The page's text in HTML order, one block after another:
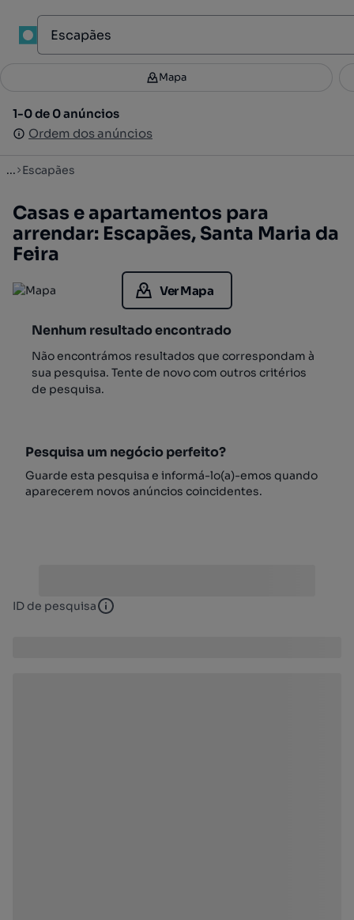
Filtros 2
1-0 de 0 anúncios
Ordem dos anúncios
Mapa
1-0 de 0 anúncios
Ordem dos anúncios
... Escapães
Casas e apartamentos para
arrendar: Escapães, Santa Maria da
Feira
Ver Mapa
Nenhum resultado encontrado
Não encontrámos resultados que correspondam à
sua pesquisa. Tente de novo com outros critérios
de pesquisa.
Pesquisa um negócio perfeito?
Guarde esta pesquisa e informá-lo(a)-emos quando
aparecerem novos anúncios coincidentes.
ID de pesquisa ID de pesquisa